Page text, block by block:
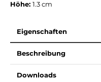
Höhe: 1.3 cm
Eigenschaften
Beschreibung
Downloads